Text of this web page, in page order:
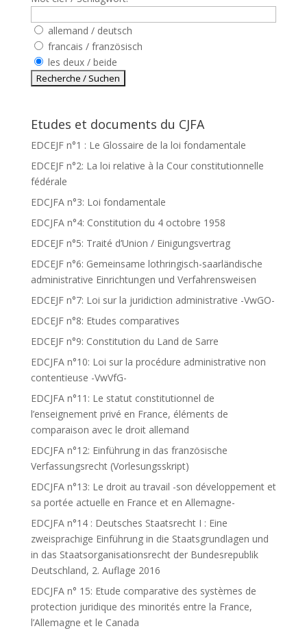
allemand / deutsch
francais / französisch
les deux / beide
Etudes et documents du CJFA
EDCEJF n°1 : Le Glossaire de la loi fondamentale
EDCEJF n°2: La loi relative à la Cour constitutionnelle
fédérale
EDCJFA n°3: Loi fondamentale
EDCJFA n°4: Constitution du 4 octobre 1958
EDCEJF n°5: Traité d’Union / Einigungsvertrag
EDCEJF n°6: Gemeinsame lothringisch-saarländische
administrative Einrichtungen und Verfahrensweisen
EDCEJF n°7: Loi sur la juridiction administrative -VwGO-
EDCEJF n°8: Etudes comparatives
EDCEJF n°9: Constitution du Land de Sarre
EDCJFA n°10: Loi sur la procédure administrative non
contentieuse -VwVfG-
EDCJFA n°11: Le statut constitutionnel de
l’enseignement privé en France, éléments de
comparaison avec le droit allemand
EDCJFA n°12: Einführung in das französische
Verfassungsrecht (Vorlesungsskript)
EDCJFA n°13: Le droit au travail -son développement et
sa portée actuelle en France et en Allemagne-
EDCJFA n°14 : Deutsches Staatsrecht I : Eine
zweisprachige Einführung in die Staatsgrundlagen und
in das Staatsorganisationsrecht der Bundesrepublik
Deutschland, 2. Auflage 2016
EDCJFA n° 15: Etude comparative des systèmes de
protection juridique des minorités entre la France,
l’Allemagne et le Canada